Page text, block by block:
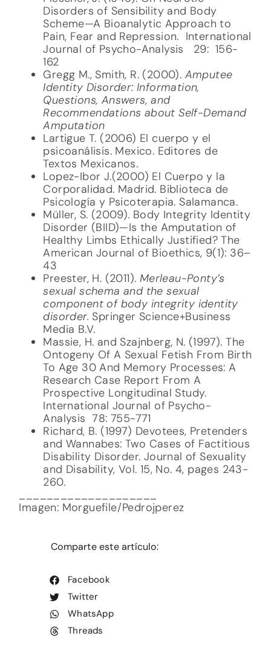
Disorders of Sensibility and Body
Scheme—A Bioanalytic Approach to
Pain, Fear and Repression. International
Journal of Psycho-Analysis 29: 156-
162
Gregg M., Smith, R. (2000). Amputee
Identity Disorder: Information,
Questions, Answers, and
Recommendations about Self-Demand
Amputation
Lartigue T. (2006) El cuerpo y el
psicoanálisis. Mexico. Editores de
Textos Mexicanos.
Lopez-Ibor J.(2000) El Cuerpo y la
Corporalidad. Madrid. Biblioteca de
Psicología y Psicoterapia. Salamanca.
Müller, S. (2009). Body Integrity Identity
Disorder (BIID)—Is the Amputation of
Healthy Limbs Ethically Justified? The
American Journal of Bioethics, 9(1): 36–
43
Preester, H. (2011). Merleau-Ponty’s
sexual schema and the sexual
component of body integrity identity
disorder. Springer Science+Business
Media B.V.
Massie, H. and Szajnberg, N. (1997). The
Ontogeny Of A Sexual Fetish From Birth
To Age 30 And Memory Processes: A
Research Case Report From A
Prospective Longitudinal Study.
International Journal of Psycho-
Analysis 78: 755-771
Richard, B. (1997) Devotees, Pretenders
and Wannabes: Two Cases of Factitious
Disability Disorder. Journal of Sexuality
and Disability, Vol. 15, No. 4, pages 243-
260.
____________________
Imagen: Morguefile/Pedrojperez
Comparte este artículo:
Facebook
Twitter
WhatsApp
Threads